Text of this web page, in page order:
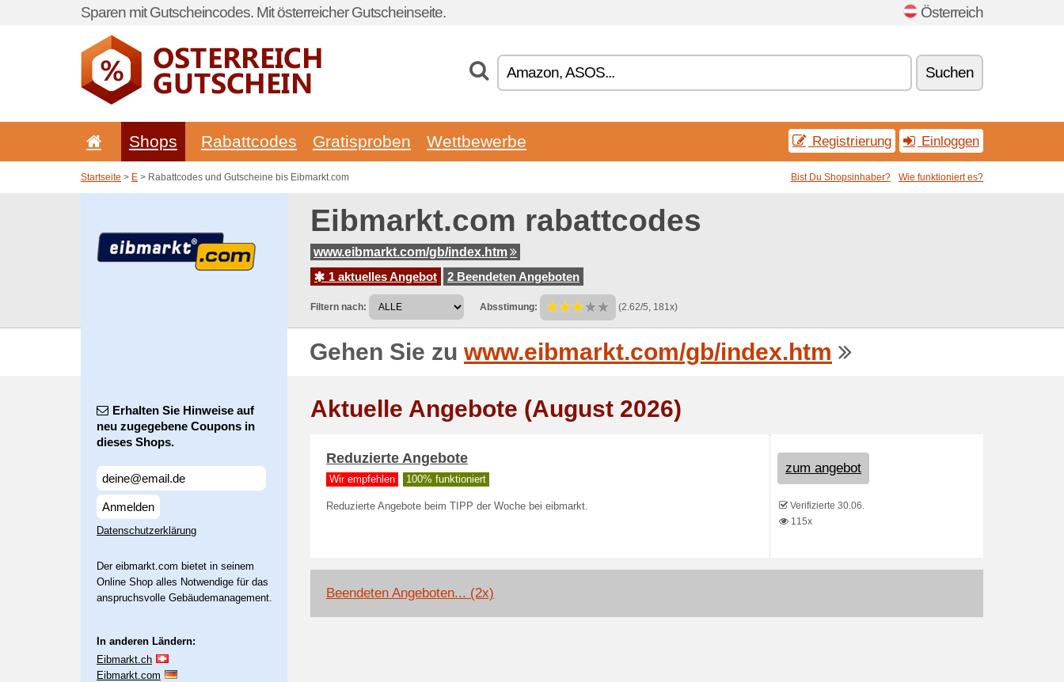
Sparen mit Gutscheincodes. Mit österreicher Gutscheinseite. Österreich
Suchen
Shops Rabattcodes Gratisproben Wettbewerbe Registrierung Einloggen
Startseite > E > Rabattcodes und Gutscheine bis Eibmarkt.com Bist Du Shopsinhaber? Wie funktioniert es?
Eibmarkt.com rabattcodes
www.eibmarkt.com/gb/index.htm
1 aktuelles Angebot
2 Beendeten Angeboten
Filtern nach: Absstimung: (2.62/5, 181x)
Gehen Sie zu www.eibmarkt.com/gb/index.htm
Erhalten Sie Hinweise auf
neu zugegebene Coupons in
dieses Shops.
Anmelden
Datenschutzerklärung
Der eibmarkt.com bietet in seinem
Online Shop alles Notwendige für das
anspruchsvolle Gebäudemanagement.
In anderen Ländern:
Eibmarkt.ch
Eibmarkt.com
Aktuelle Angebote (August 2026)
Reduzierte Angebote
Wir empfehlen 100% funktioniert
Reduzierte Angebote beim TIPP der Woche bei eibmarkt.
zum angebot
Verifizierte 30.06.
115x
Beendeten Angeboten... (2x)